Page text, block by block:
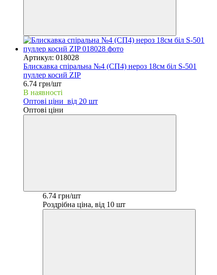
Артикул: 018028
Блискавка спіральна №4 (СП4) нероз 18см біл S-501
пуллер косий ZIP
6.74 грн/шт
В наявності
Оптові ціни від 20 шт
Оптові ціни
6.74 грн/шт
Роздрібна ціна, від 10 шт